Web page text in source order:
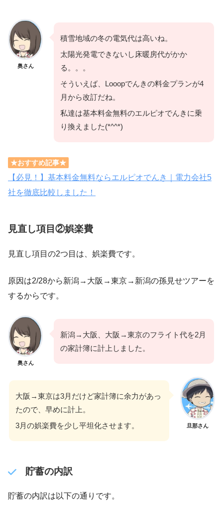
奥さん
積雪地域の冬の電気代は高いね。
太陽光発電できないし床暖房代がかか
る。。。
そういえば、Looopでんきの料金プランが4
月から改訂だね。
私達は基本料金無料のエルピオでんきに乗
り換えました(*^^*)
★おすすめ記事★
【必見！】基本料金無料ならエルピオでんき｜電力会社5
社を徹底比較しました！
見直し項目②娯楽費
見直し項目の2つ目は、娯楽費です。
原因は2/28から新潟→大阪→東京→新潟の孫見せツアーを
するからです。
奥さん
新潟→大阪、大阪→東京のフライト代を2月
の家計簿に計上しました。
旦那さん
大阪→東京は3月だけど家計簿に余力があっ
たので、早めに計上。
3月の娯楽費を少し平坦化させます。
貯蓄の内訳
貯蓄の内訳は以下の通りです。